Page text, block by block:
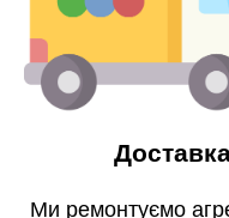
Ми ремонтуємо